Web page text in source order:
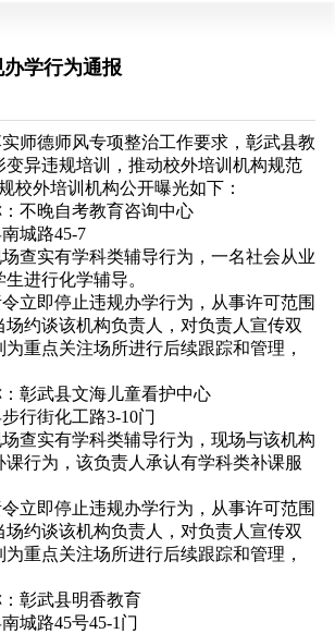
学行为通报
师德师风专项整治工作要求，彰武县教
变异违规培训，推动校外培训机构规范
校外培训机构公开曝光如下：
不晚自考教育咨询中心
城路45-7
查实有学科类辅导行为，一名社会从业
进行化学辅导。
立即停止违规办学行为，从事许可范围
场约谈该机构负责人，对负责人宣传双
重点关注场所进行后续跟踪和管理，
彰武县文海儿童看护中心
行街化工路3-10门
查实有学科类辅导行为，现场与该机构
行为，该负责人承认有学科类补课服
立即停止违规办学行为，从事许可范围
场约谈该机构负责人，对负责人宣传双
重点关注场所进行后续跟踪和管理，
彰武县明香教育
城路45号45-1门